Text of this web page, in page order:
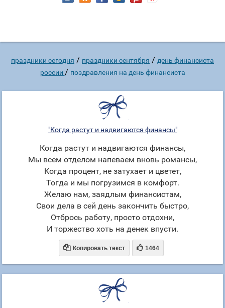
праздники сегодня / праздники сентября / день финансиста
россии / поздравления на день финансиста
"Когда растут и надвигаются финансы"
Когда растут и надвигаются финансы,
Мы всем отделом напеваем вновь романсы,
Когда процент, не затухает и цветет,
Тогда и мы погрузимся в комфорт.
Желаю нам, заядлым финансистам,
Свои дела в сей день закончить быстро,
Отбрось работу, просто отдохни,
И торжество хоть на денек впусти.
 Копировать текст  1464